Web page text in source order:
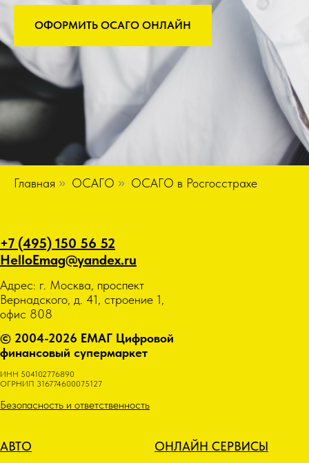
ОФОРМИТЬ ОСАГО ОНЛАЙН
Главная » ОСАГО » ОСАГО в Росгосстрахе
+7 (495) 150 56 52
HelloEmag@yandex.ru
Адрес: г. Москва, проспект
Вернадского, д. 41, строение 1,
офис 808
© 2004-2026 ЕМАГ Цифровой
финансовый супермаркет
ИНН 504102776890
ОГРНИП 316774600075127
Безопасность и ответственность
АВТО
ОНЛАЙН СЕРВИСЫ